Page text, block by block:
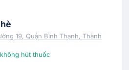
19, Quận Bình Thạnh, Thành
hút thuốc